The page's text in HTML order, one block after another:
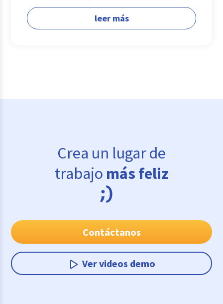
leer más
Crea un lugar de
trabajo más feliz
Contáctanos
Ver videos demo